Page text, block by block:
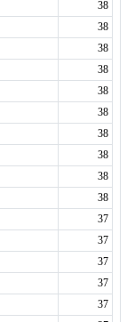
38
38
38
38
38
38
38
38
38
38
37
37
37
37
37